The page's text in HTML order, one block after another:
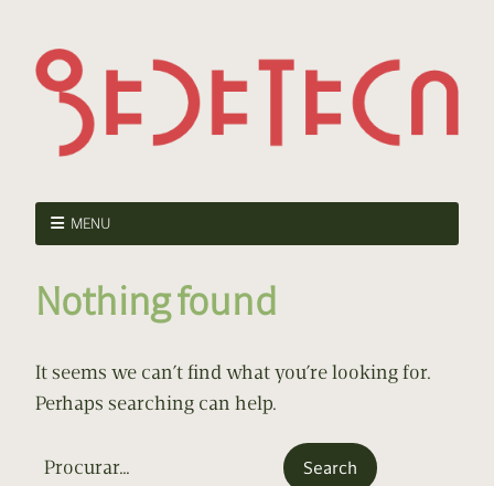
MENU
Nothing found
It seems we can’t find what you’re looking for.
Perhaps searching can help.